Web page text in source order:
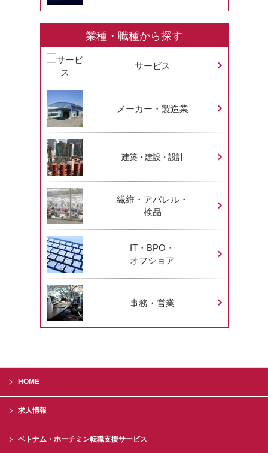
業種・職種から探す
サービス
メーカー・製造業
建築・建設・設計
繊維・アパレル・
検品
IT・BPO・
オフショア
事務・営業
HOME
求人情報
ベトナム・ホーチミン転職支援サービス